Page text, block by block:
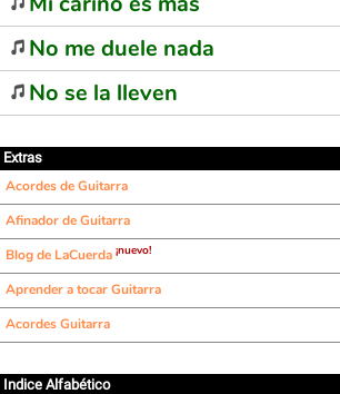
No me duele nada
No se la lleven
Extras
Acordes de Guitarra
Afinador de Guitarra
Blog de LaCuerda ¡nuevo!
Aprender a tocar Guitarra
Acordes Guitarra
Indice Alfabético